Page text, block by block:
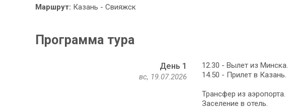
Маршрут: Казань - Свияжск
Программа тура
День 1
вс, 19.07.2026
12.30 - Вылет из Минска.
14.50 - Прилет в Казань.
Трансфер из аэропорта.
Заселение в отель.